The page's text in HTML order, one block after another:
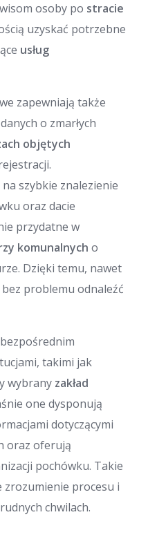
osoby po stracie
uzyskać potrzebne
usług
zapewniają także
o zmarłych
objętych
szybkie znalezienie
oraz dacie
przydatne w
komunalnych o
Dzięki temu, nawet
problemu odnaleźć
takimi jak
wybrany zakład
one dysponują
dotyczącymi
oraz oferują
pochówku. Takie
zrozumienie procesu i
chwilach.